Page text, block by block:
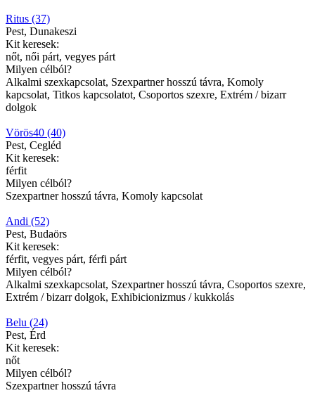
Ritus (37)
Pest, Dunakeszi
Kit keresek:
nőt, női párt, vegyes párt
Milyen célból?
Alkalmi szexkapcsolat, Szexpartner hosszú távra, Komoly
kapcsolat, Titkos kapcsolatot, Csoportos szexre, Extrém / bizarr
dolgok
Vörös40 (40)
Pest, Cegléd
Kit keresek:
férfit
Milyen célból?
Szexpartner hosszú távra, Komoly kapcsolat
Andi (52)
Pest, Budaörs
Kit keresek:
férfit, vegyes párt, férfi párt
Milyen célból?
Alkalmi szexkapcsolat, Szexpartner hosszú távra, Csoportos szexre,
Extrém / bizarr dolgok, Exhibicionizmus / kukkolás
Belu (24)
Pest, Érd
Kit keresek:
nőt
Milyen célból?
Szexpartner hosszú távra